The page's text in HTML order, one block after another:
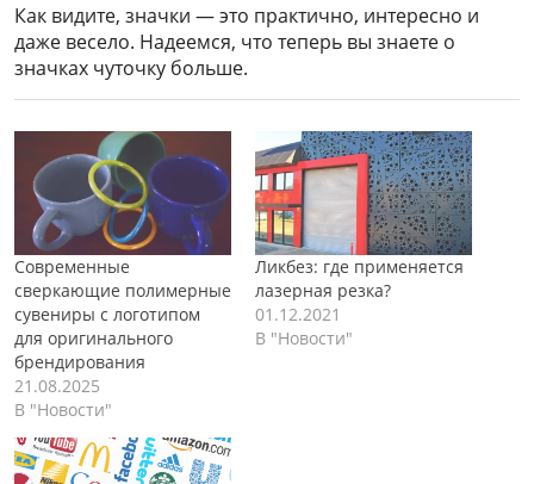
Как видите, значки — это практично, интересно и
даже весело. Надеемся, что теперь вы знаете о
значках чуточку больше.
Современные
сверкающие полимерные
сувениры с логотипом
для оригинального
брендирования
21.08.2025
В "Новости"
Ликбез: где применяется
лазерная резка?
01.12.2021
В "Новости"